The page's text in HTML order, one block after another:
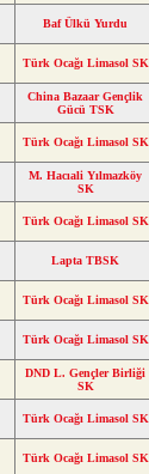
Baf Ülkü Yurdu
Türk Ocağı Limasol SK
China Bazaar Gençlik
Gücü TSK
Türk Ocağı Limasol SK
M. Hacıali Yılmazköy
SK
Türk Ocağı Limasol SK
Lapta TBSK
Türk Ocağı Limasol SK
Türk Ocağı Limasol SK
DND L. Gençler Birliği
SK
Türk Ocağı Limasol SK
Türk Ocağı Limasol SK